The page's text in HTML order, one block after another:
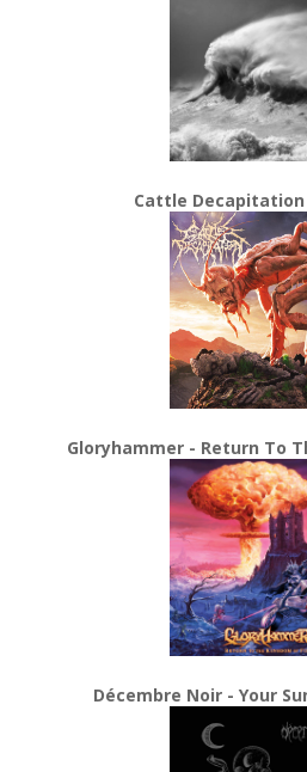
Cattle
Gloryhammer - Return To
Décembre Noir - Your